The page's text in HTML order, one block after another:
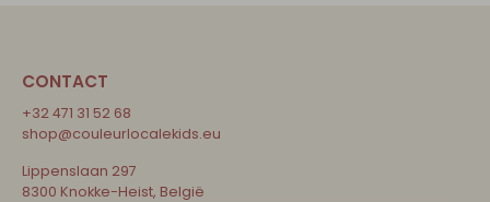
CONTACT
+32 471 31 52 68
shop@couleurlocalekids.eu
Lippenslaan 297
8300 Knokke-Heist, België